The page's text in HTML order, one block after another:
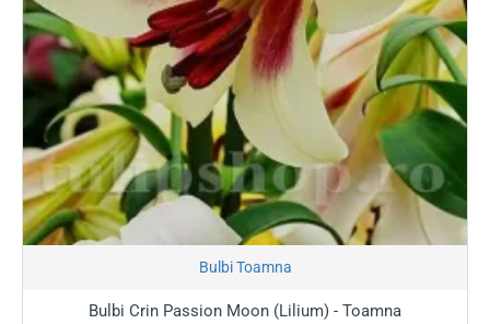
Bulbi Toamna
Bulbi Crin Passion Moon (Lilium) - Toamna